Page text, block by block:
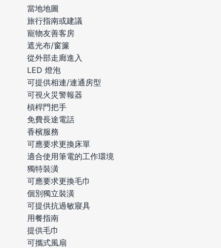
當地地圖
旅行指南或建議
寵物友善客房
遮光布/窗簾
從外部走廊進入
LED 燈泡
可提供相連/連通房型
可視火災警報器
槓桿門把手
免費長途電話
香檳服務
可應要求更換床單
適合使用筆電的工作環境
獨特裝潢
可應要求更換毛巾
個別獨立裝潢
可提供抗過敏寢具
用餐指南
提供毛巾
可攜式風扇